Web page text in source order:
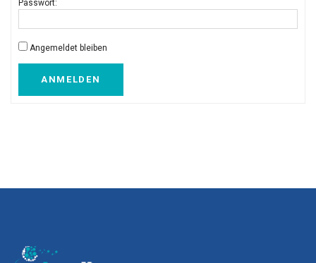
Passwort:
Angemeldet bleiben
ANMELDEN